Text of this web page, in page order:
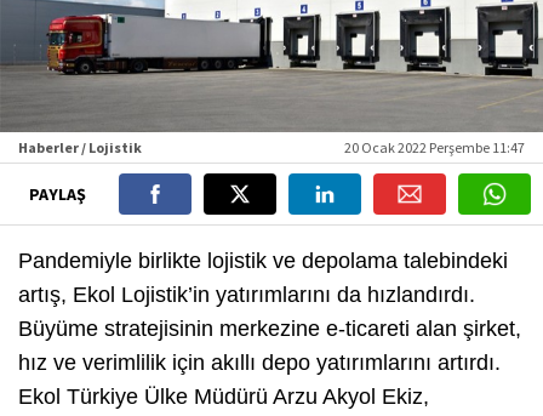
Haberler / Lojistik 20 Ocak 2022 Perşembe 11:47
PAYLAŞ
Pandemiyle birlikte lojistik ve depolama talebindeki
artış, Ekol Lojistik’in yatırımlarını da hızlandırdı.
Büyüme stratejisinin merkezine e-ticareti alan şirket,
hız ve verimlilik için akıllı depo yatırımlarını artırdı.
Ekol Türkiye Ülke Müdürü Arzu Akyol Ekiz,